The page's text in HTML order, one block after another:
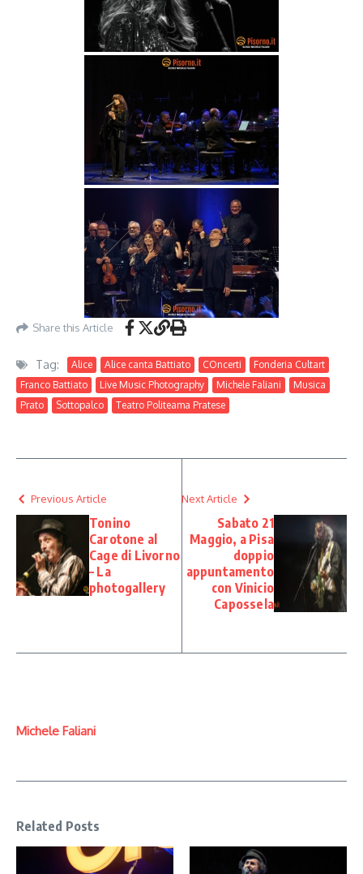
Share this Article
Tag: Alice Alice canta Battiato COncerti
Fonderia Cultart
Franco Battiato
Live Music Photography Michele Faliani
Musica
Prato
Sottopalco Teatro Politeama Pratese
Previous Article
Tonino
Carotone al
Cage di Livorno
– La
photogallery
Next Article
Sabato 21
Maggio, a Pisa
doppio
appuntamento
con Vinicio
Capossela
Michele Faliani
Related Posts